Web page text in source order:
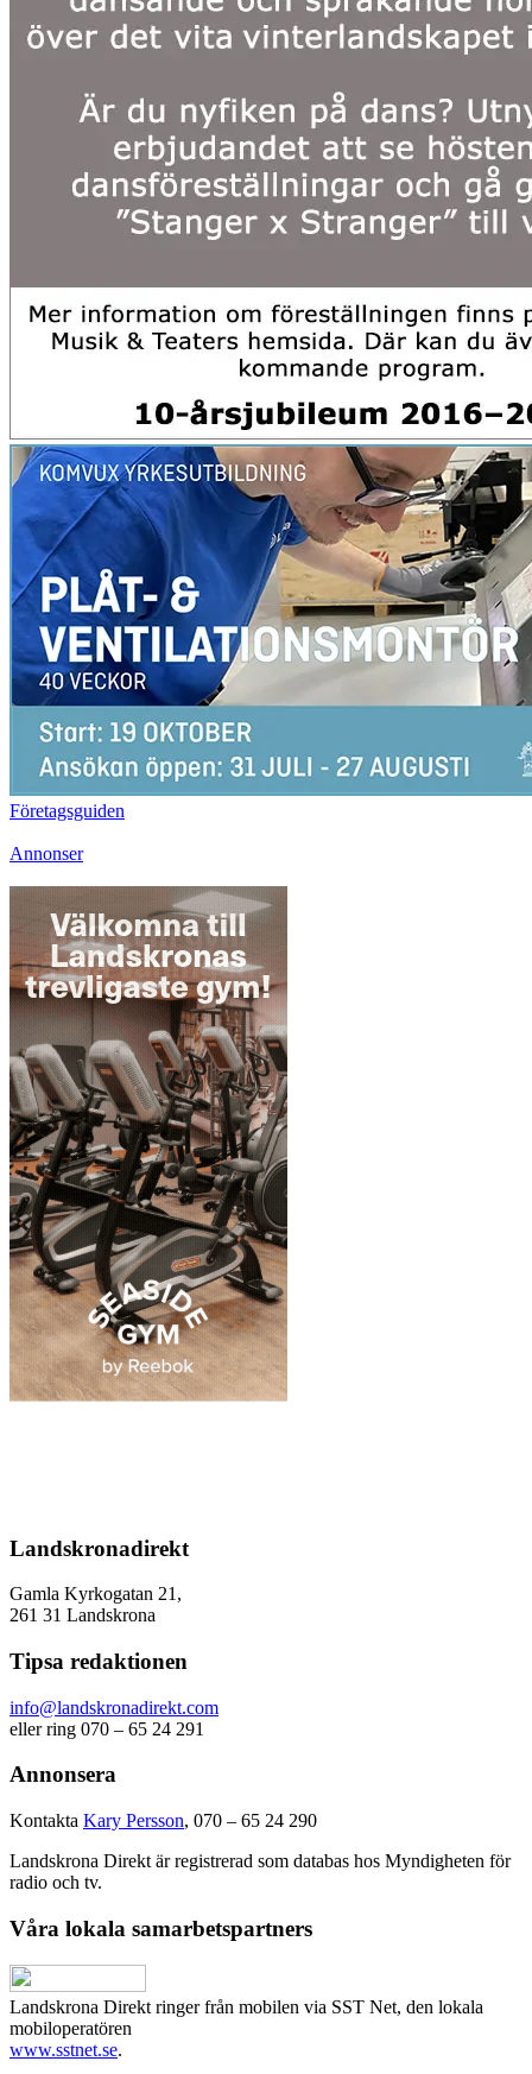
Företagsguiden
Annonser
Landskronadirekt
Gamla Kyrkogatan 21,
261 31 Landskrona
Tipsa redaktionen
info@landskronadirekt.com
eller ring 070 – 65 24 291
Annonsera
Kontakta Kary Persson, 070 – 65 24 290
Landskrona Direkt är registrerad som databas hos Myndigheten för
radio och tv.
Våra lokala samarbetspartners
Landskrona Direkt ringer från mobilen via SST Net, den lokala
mobiloperatören
www.sstnet.se.